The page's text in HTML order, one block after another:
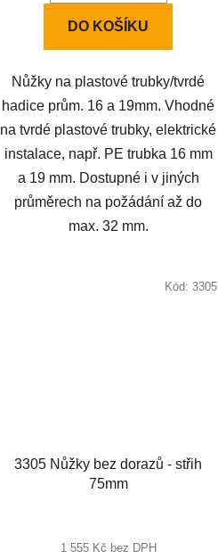
5
DO KOŠÍKU
Nůžky na plastové trubky/tvrdé
hadice prům. 16 a 19mm. Vhodné
na tvrdé plastové trubky, elektrické
instalace, např. PE trubka 16 mm
a 19 mm. Dostupné i v jiných
průměrech na požádání až do
max. 32 mm.
3305 Nůžky bez dorazů - střih
75mm
1 555 Kč bez DPH
Kód: 3305